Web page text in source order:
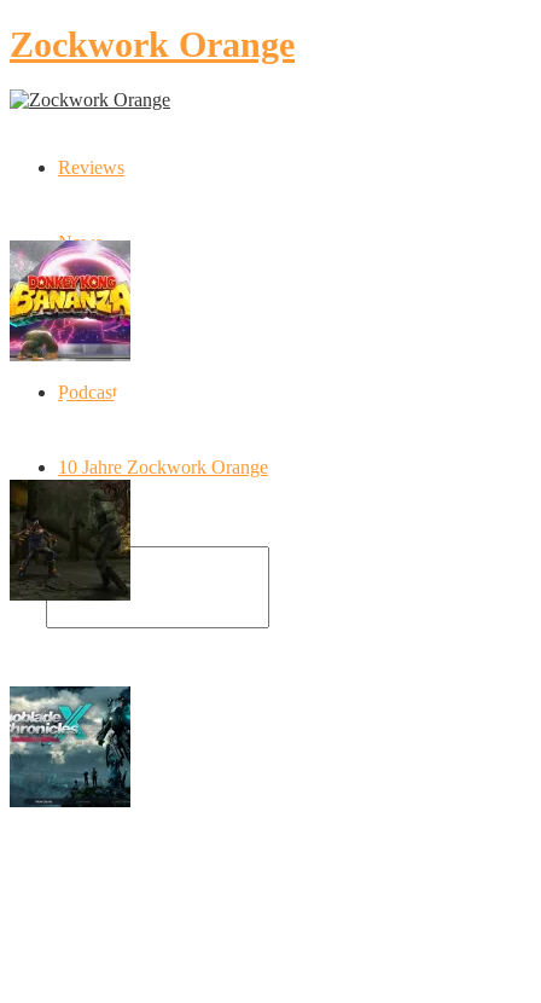
Zockwork Orange
Reviews
News
Artikel
Podcast
10 Jahre Zockwork Orange
Donkey Kong Bananza: “Ich mache alles